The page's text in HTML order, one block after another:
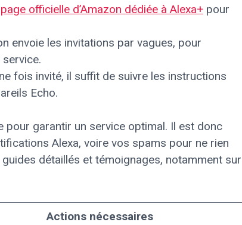
officielle d’Amazon dédiée à Alexa+ pour
envoie les invitations par vagues, pour
fois invité, il suffit de suivre les instructions
Echo.
garantir un service optimal. Il est donc
Alexa, voire vos spams pour ne rien
détaillés et témoignages, notamment sur
Actions nécessaires